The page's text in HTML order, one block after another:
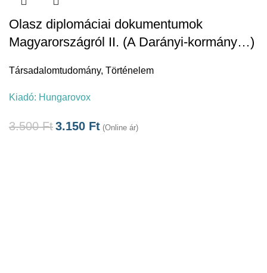
Olasz diplomáciai dokumentumok
Magyarországról II. (A Darányi-kormány…)
Társadalomtudomány, Történelem
Kiadó: Hungarovox
3.500Ft3.150 Ft (Online ár)